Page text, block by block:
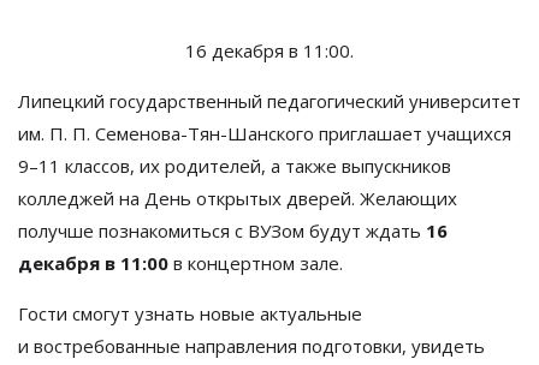
16 декабря в 11:00.
Липецкий государственный педагогический университет
им. П. П. Семенова-Тян-Шанского приглашает учащихся
9–11 классов, их родителей, а также выпускников
колледжей на День открытых дверей. Желающих
получше познакомиться с ВУЗом будут ждать 16
декабря в 11:00 в концертном зале.
Гости смогут узнать новые актуальные
и востребованные направления подготовки, увидеть